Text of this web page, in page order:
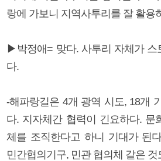
랑에 가보니 지역사투리를 잘 활용
▶박정애= 맞다. 사투리 자체가 스
다.
-해파랑길은 4개 광역 시도, 18개
다. 지자체간 협력이 긴요하다. 문
체를 조직한다고 하니 기대가 된
민간협의기구, 민관 협의체 같은